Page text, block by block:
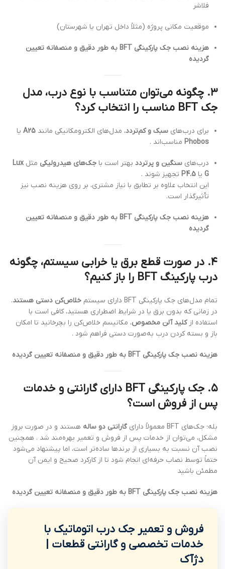
فلاشر
موقعیت مکانی پروژه (مثلاً داخل تهران یا شهرستان)
هزینه نصب جک پارکینگی BFT به طور دقیق و منصفانه تعیین
گردیده
۳. چگونه می‌توان متناسب با نوع درب، مدل
جک BFT مناسب را انتخاب کرد؟
برای درب‌های سبک و کم‌تردد، مدل‌های الکترومکانیکی مانند A25 یا
Phobos مناسب‌اند .
درب‌های سنگین و پرتردد بهتر است با جک‌های هیدرولیکی مثل Lux
G یا P4.5 تجهیز شوند .
این انتخاب علاوه بر تطابق با نیاز مشتری، بر روی هزینه نصب نیز
تأثیرگذار است.
هزینه نصب جک پارکینگی BFT به طور دقیق و منصفانه تعیین
گردیده
۴. در صورت قطع برق یا خرابی سیستم، چگونه
درب پارکینگ BFT را باز کنیم؟
تمام مدل‌های جک پارکینگی BFT دارای سیستم خلاص‌کن دستی هستند.
در زمانی که بدون برق یا در شرایط اضطراری هستید، کافی است با
استفاده ازکلید آلن مخصوص، مکانیسم خلاص‌کن را بچرخانید تا امکان
باز و بسته‌ کردن درب به‌صورت دستی فراهم شود .
هزینه نصب جک پارکینگی BFT به طور دقیق و منصفانه تعیین گردیده
۵.
جک پارکینگی BFT دارای گارانتی و خدمات
پس از فروش است؟
بله؛ جک‌های BFT معمولاً دارای گارانتی دو ساله هستند و در صورت بروز
مشکل، می‌توان از خدمات پس از فروش و تعمیر بهره‌مند شد . همچنین
نصب آن نسبت به بسیاری از برندها ساده‌تر است، اما پیشنهاد می‌شود
حتماً توسط نصاب حرفه‌ای انجام شود تا از کارکرد صحیح و ایمن آن
مطمئن باشید
هزینه نصب جک پارکینگی BFT به طور دقیق و منصفانه تعیین گردیده
فروش و تعمیر جک درب اتوماتیک با
خدمات تخصصی و گارانتی قطعات |
دژآک